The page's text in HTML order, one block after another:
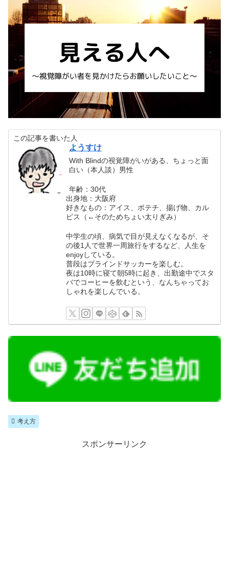
この記事を書いた人
ようすけ
With Blindの視覚障がいがある、ちょっと面
白い（本人談）男性
年齢：30代
出身地：大阪府
好きなもの：アイス、ポテチ、揚げ物、カル
ピス（←そのためちょい太りぎみ）
中学生の頃、病気で目が見えなくなるが、そ
の後1人で世界一周旅行をするなど、人生を
enjoyしている。
普段はブラインドサッカーを楽しむ。
夜は10時に寝て朝5時に起き、出勤途中でスタ
バでコーヒーを飲むという、なんちゃってお
しゃれを楽しんでいる。
考え方
スポンサーリンク